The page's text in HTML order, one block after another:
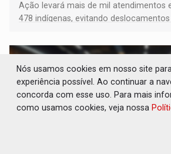
Ação levará mais de mil atendimentos
478 indígenas, evitando
Nós usamos cookies em nosso site
experiência possível. Ao continuar a
concorda com esse uso. Para mais
como usamos cookies, veja nossa